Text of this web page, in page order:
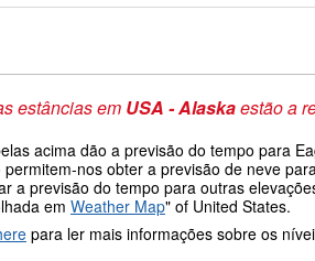
estâncias em USA - Alaskaestão a
acima dão a previsão do tempo para
permitem-nos obter a previsão de neve
a previsão do tempo para outras
em Weather Map" of United States.
para ler mais informações sobre os